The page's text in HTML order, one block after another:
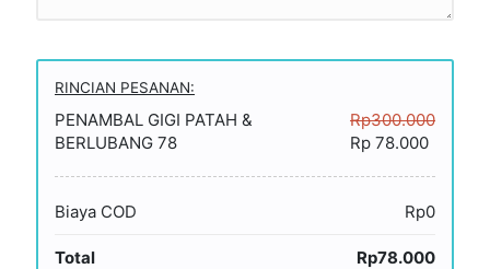
RINCIAN PESANAN:
PENAMBAL GIGI PATAH &
BERLUBANG 78
Rp300.000
Rp 78.000
Biaya COD Rp0
Total Rp78.000